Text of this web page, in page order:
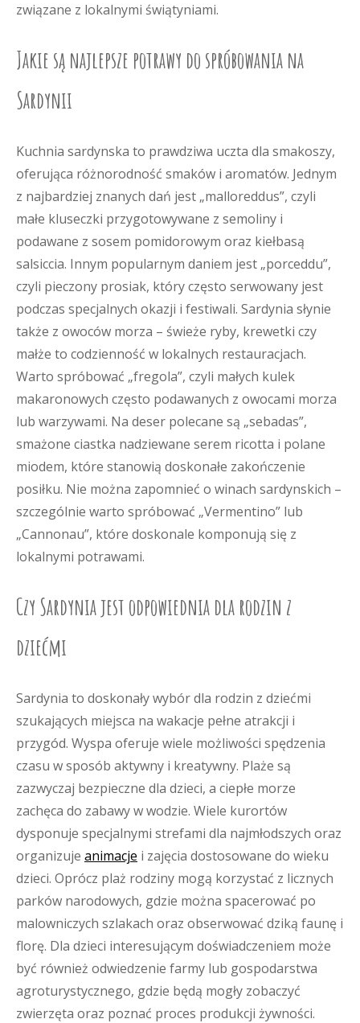
związane z lokalnymi świątyniami.
Jakie są najlepsze potrawy do spróbowania na
Sardynii
Kuchnia sardynska to prawdziwa uczta dla smakoszy,
oferująca różnorodność smaków i aromatów. Jednym
z najbardziej znanych dań jest „malloreddus”, czyli
małe kluseczki przygotowywane z semoliny i
podawane z sosem pomidorowym oraz kiełbasą
salsiccia. Innym popularnym daniem jest „porceddu”,
czyli pieczony prosiak, który często serwowany jest
podczas specjalnych okazji i festiwali. Sardynia słynie
także z owoców morza – świeże ryby, krewetki czy
małże to codzienność w lokalnych restauracjach.
Warto spróbować „fregola”, czyli małych kulek
makaronowych często podawanych z owocami morza
lub warzywami. Na deser polecane są „sebadas”,
smażone ciastka nadziewane serem ricotta i polane
miodem, które stanowią doskonałe zakończenie
posiłku. Nie można zapomnieć o winach sardynskich –
szczególnie warto spróbować „Vermentino” lub
„Cannonau”, które doskonale komponują się z
lokalnymi potrawami.
Czy Sardynia jest odpowiednia dla rodzin z
dziećmi
Sardynia to doskonały wybór dla rodzin z dziećmi
szukających miejsca na wakacje pełne atrakcji i
przygód. Wyspa oferuje wiele możliwości spędzenia
czasu w sposób aktywny i kreatywny. Plaże są
zazwyczaj bezpieczne dla dzieci, a ciepłe morze
zachęca do zabawy w wodzie. Wiele kurortów
dysponuje specjalnymi strefami dla najmłodszych oraz
organizuje animacje i zajęcia dostosowane do wieku
dzieci. Oprócz plaż rodziny mogą korzystać z licznych
parków narodowych, gdzie można spacerować po
malowniczych szlakach oraz obserwować dziką faunę i
florę. Dla dzieci interesującym doświadczeniem może
być również odwiedzenie farmy lub gospodarstwa
agroturystycznego, gdzie będą mogły zobaczyć
zwierzęta oraz poznać proces produkcji żywności.